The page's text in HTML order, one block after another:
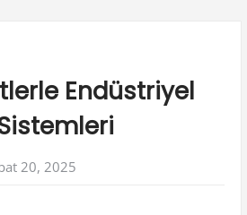
Endüstriyel
20, 2025